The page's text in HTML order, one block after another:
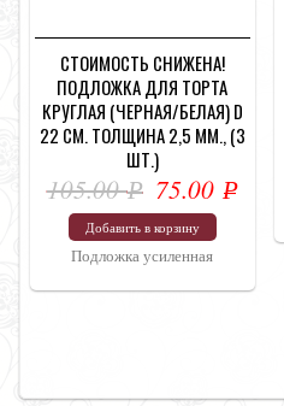
СТОИМОСТЬ СНИЖЕНА!
ПОДЛОЖКА ДЛЯ ТОРТА
КРУГЛАЯ (ЧЕРНАЯ/БЕЛАЯ) D
22 СМ. ТОЛЩИНА 2,5 ММ., (3
ШТ.)
105.00Р
УБ.
75.00 Р
Добавить в корзину
Подложка усиленная